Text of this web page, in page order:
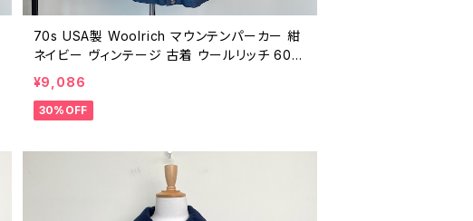
70s USA製 Woolrich マウンテンパーカー 紺
ネイビー ヴィンテージ 古着 ウールリッチ 60/4
0クロス アウトドア ナイロン ジャケット 70年
代 ビンテージ M 26021624
¥9,086
30%OFF